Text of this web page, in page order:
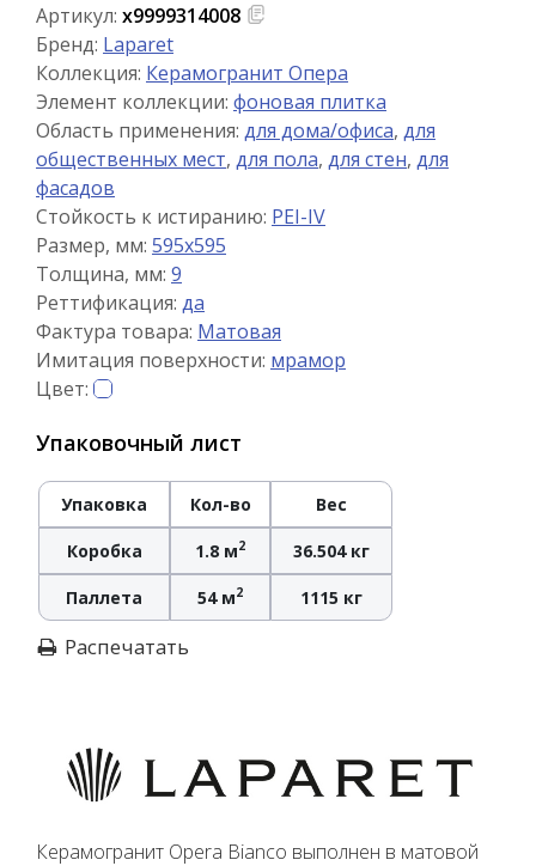
Артикул: х9999314008
Бренд: Laparet
Коллекция: Керамогранит Опера
Элемент коллекции: фоновая плитка
Область применения: для дома/офиса, для
общественных мест, для пола, для стен, для
фасадов
Стойкость к истиранию: PEI-IV
Размер, мм: 595x595
Толщина, мм: 9
Реттификация: да
Фактура товара: Матовая
Имитация поверхности: мрамор
Цвет:
Упаковочный лист
Упаковка Кол-во Вес
Коробка 1.8 м2 36.504 кг
Паллета 54 м2 1115 кг
Распечатать
Керамогранит Opera Bianco выполнен в матовой